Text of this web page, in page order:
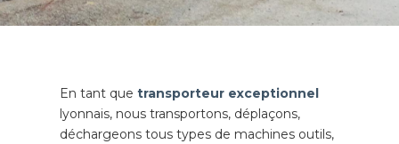
En tant que transporteur exceptionnel
lyonnais, nous transportons, déplaçons,
déchargeons tous types de machines outils,